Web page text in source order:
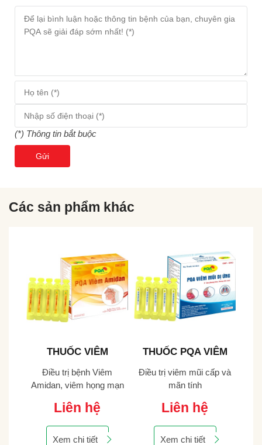
(*) Thông tin bắt buộc
Gửi
Các sản phẩm khác
THUỐC VIÊM
AMIDAN PQA - CAO
LỎNG
Điều trị bệnh Viêm
Amidan, viêm họng mạn
Liên hệ
Xem chi tiết
THUỐC PQA VIÊM
Điều trị viêm mũi cấp và
mãn tính
Liên hệ
Xem chi tiết